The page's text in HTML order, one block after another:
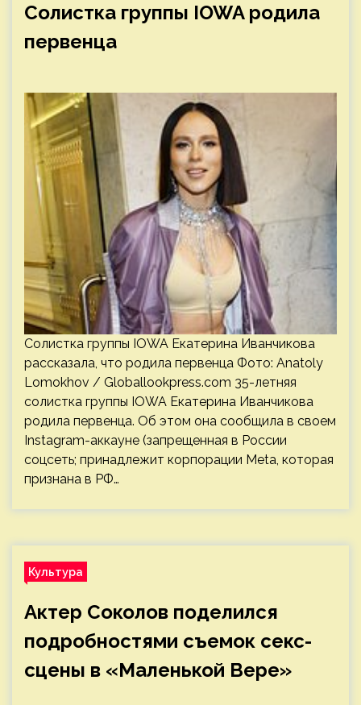
Солистка группы IOWA родила
первенца
Солистка группы IOWA Екатерина Иванчикова
рассказала, что родила первенца Фото: Anatoly
Lomokhov / Globallookpress.com 35-летняя
солистка группы IOWA Екатерина Иванчикова
родила первенца. Об этом она сообщила в своем
Instagram-аккауне (запрещенная в России
соцсеть; принадлежит корпорации Meta, которая
признана в РФ…
Культура
Актер Соколов поделился
подробностями съемок секс-
сцены в «Маленькой Вере»